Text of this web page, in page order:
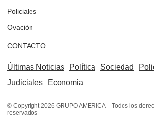
Policiales
Ovación
CONTACTO
Últimas Noticias Política Sociedad
Judiciales
Economia
© Copyright 2026 GRUPO AMERICA – Todos los
reservados